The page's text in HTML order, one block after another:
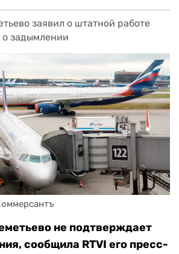
заявил о штатной работе
задымлении
не подтверждает
сообщила RTVI его пресс-